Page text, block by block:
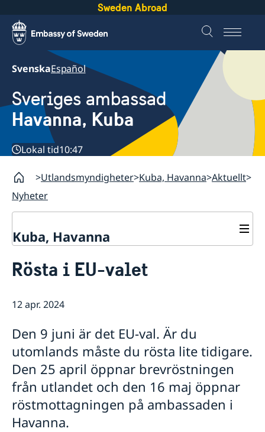
Sweden Abroad
SvenskaEspañol
Sveriges ambassad
Havanna, Kuba
Lokal tid10:47
Utlandsmyndigheter Kuba, Havanna Aktuellt
Nyheter
Kuba, Havanna
Om oss
Personal
Vi är en resurs för svenska företag
Så kan du få stöd
Svenska företag i Kuba och Dominikanska
Republiken
Anmäl handelshinder
Aktuellt
Nyheter
Rösta i EU-valet
12 apr. 2024
Den 9 juni är det EU-val. Är du
utomlands måste du rösta lite tidigare.
Den 25 april öppnar brevröstningen
från utlandet och den 16 maj öppnar
röstmottagningen på ambassaden i
Havanna.